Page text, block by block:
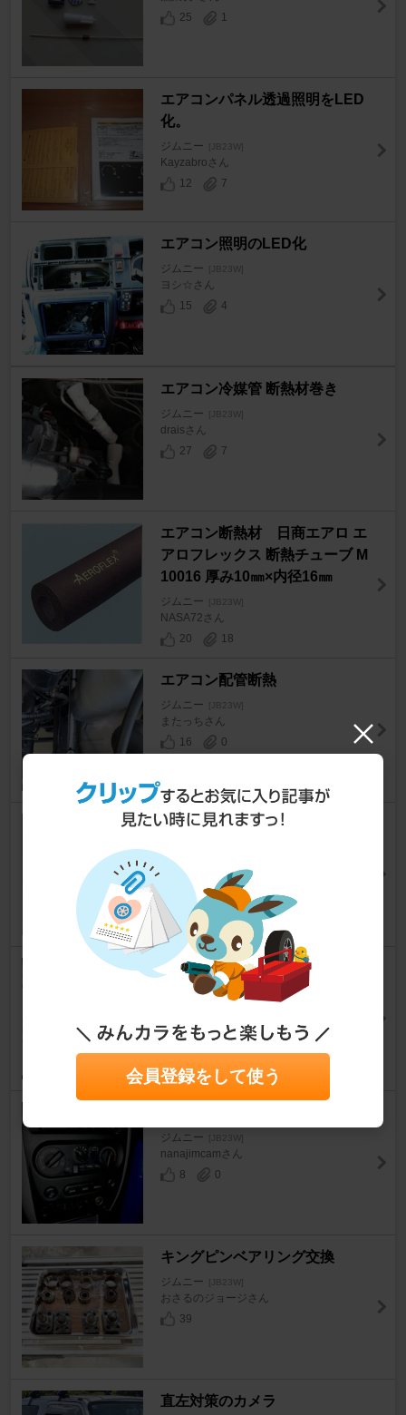
25
1
エアコンパネル透過照明をLED
化。
ジムニー [JB23W]
Kayzabroさん
12
7
エアコン照明のLED化
ジムニー [JB23W]
ヨシ☆さん
15
4
エアコン冷媒管 断熱材巻き
ジムニー [JB23W]
draisさん
27
7
エアコン断熱材 日商エアロ エ
アロフレックス 断熱チューブ M
10016 厚み10㎜×内径16㎜
ジムニー [JB23W]
NASA72さん
20
18
エアコン配管断熱
ジムニー [JB23W]
またっちさん
16
0
ワコーズ パワーエアコンプラ
ジムニー [JB23W]
東山寿さん
1
わさびデェール装着
ジムニー [JB23W]
13
0
ジムニー
nanajimcamさん
8
0
キングピンベアリング交換
ジムニー [JB23W]
おさるのジョージさん
39
直左対策のカメラ
会員登録をして使う